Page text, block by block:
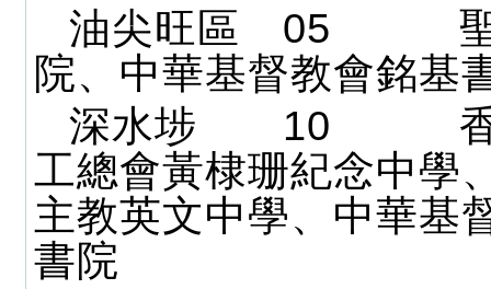
油尖旺區 05 聖
院、中華基督教會銘基
深水埗 10 香
工總會黃棣珊紀念中學
主教英文中學、中華基
書院